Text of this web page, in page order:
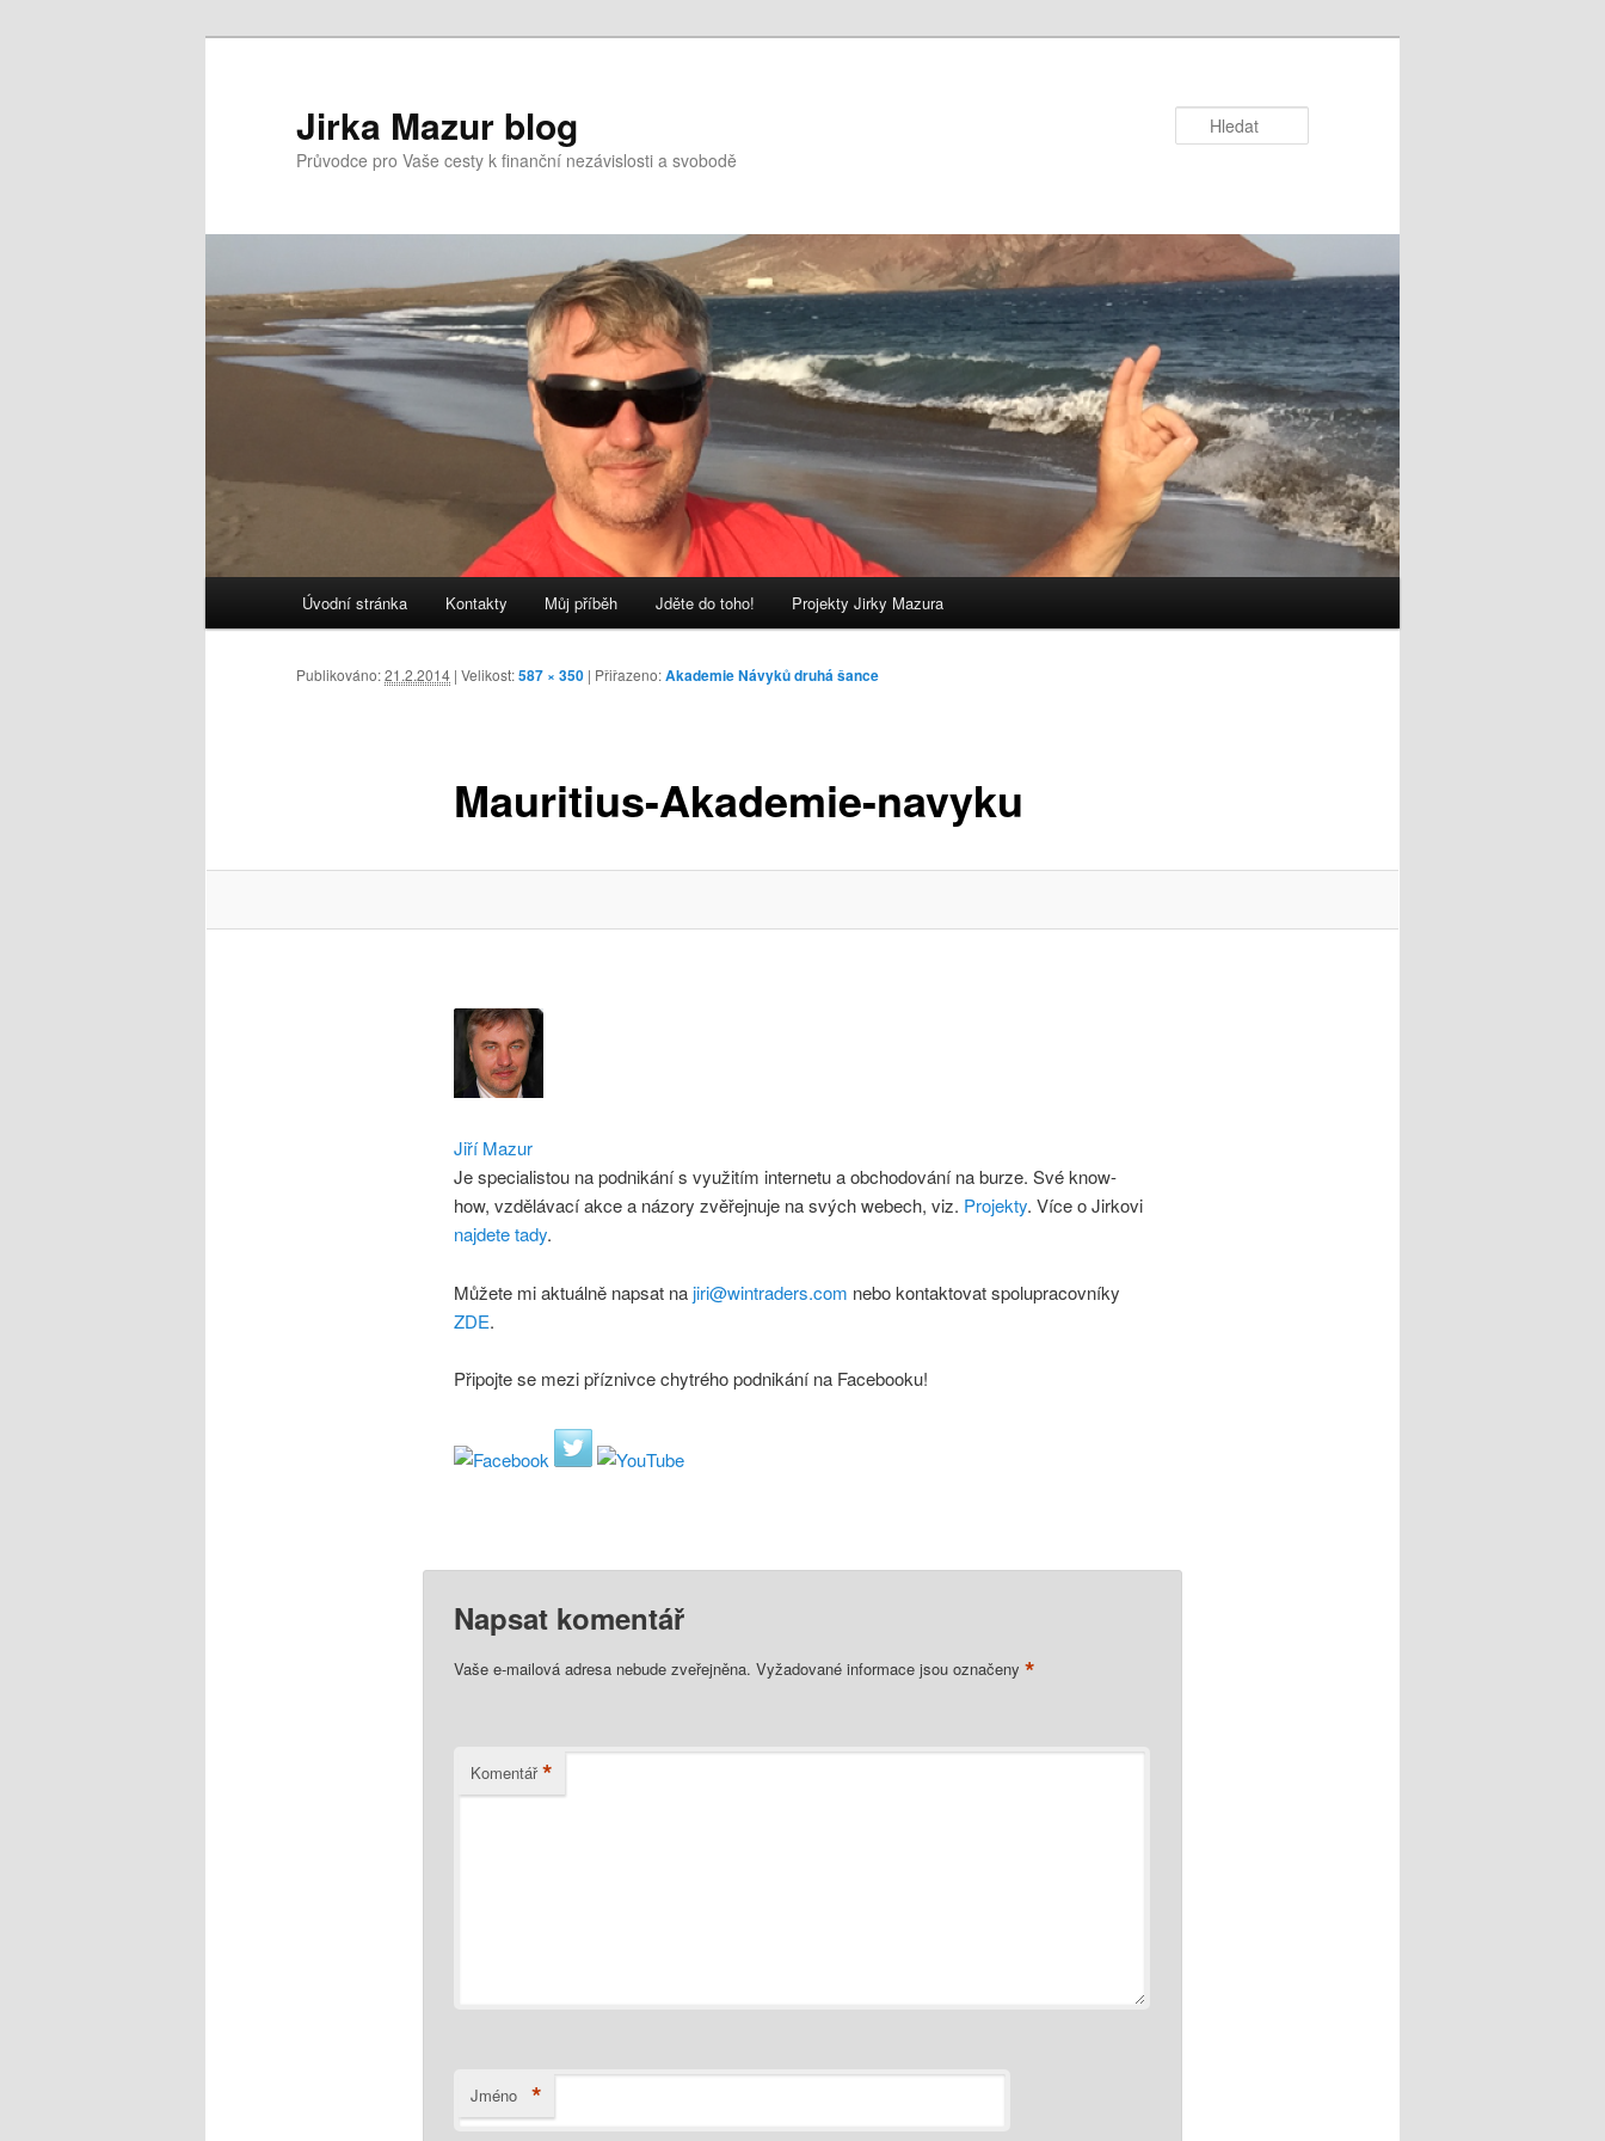
Jirka Mazur blog
Průvodce pro Vaše cesty k finanční nezávislosti a svobodě
Úvodní stránka Kontakty Můj příběh Jděte do toho! Projekty Jirky Mazura
Mauritius-Akademie-navyku
Publikováno:21.2.2014 | Velikost:587 × 350 | Přiřazeno:Akademie Návyků druhá šance
Jiří Mazur
Je specialistou na podnikání s využitím internetu a obchodování na burze. Své know-
how, vzdělávací akce a názory zvěřejnuje na svých webech, viz. Projekty. Více o Jirkovi
najdete tady.
Můžete mi aktuálně napsat najiri@wintraders.com nebo kontaktovat spolupracovníky
ZDE.
Připojte se mezi příznivce chytrého podnikání na Facebooku!
Napsat komentář
Vaše e-mailová adresa nebude zveřejněna. Vyžadované informace jsou označeny *
Komentář *
Jméno *